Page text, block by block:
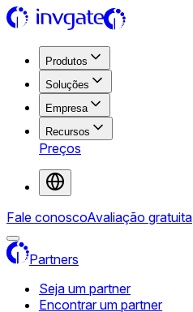
Produtos
Soluções
Empresa
Recursos
Preços
Fale conoscoAvaliação gratuita
Partners
Seja um partner
Encontrar um partner